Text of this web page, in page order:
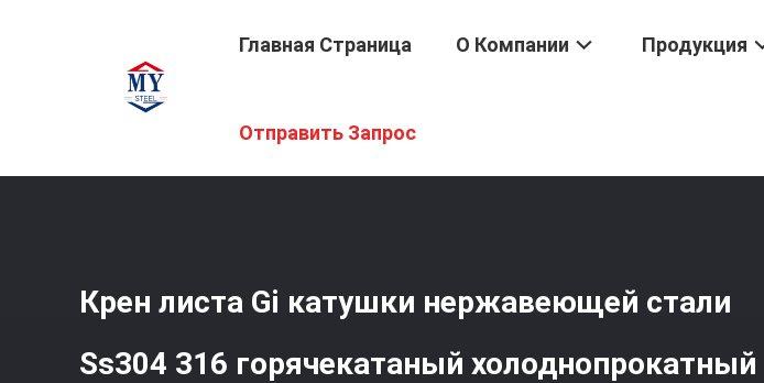
Главная Страница О Компании Продукция
Отправить Запрос
Крен листа Gi катушки нержавеющей стали
Ss304 316 горячекатаный холоднопрокатный